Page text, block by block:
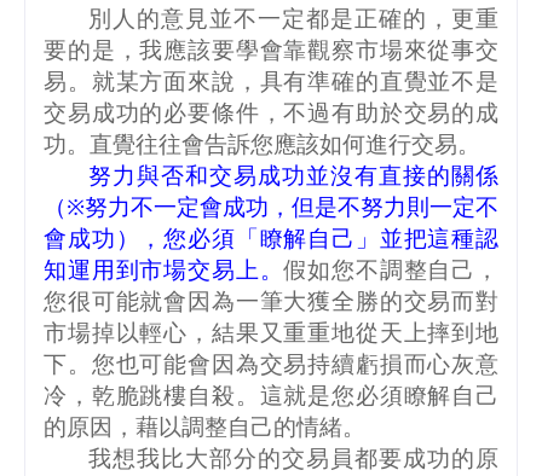
別人的意見並不一定都是正確的，更重
要的是，我應該要學會靠觀察市場來從事交
易。就某方面來說，具有準確的直覺並不是
交易成功的必要條件，不過有助於交易的成
功。直覺往往會告訴您應該如何進行交易。
努力與否和交易成功並沒有直接的關係
（※努力不一定會成功，但是不努力則一定不
會成功），您必須「瞭解自己」並把這種認
知運用到市場交易上。假如您不調整自己，
您很可能就會因為一筆大獲全勝的交易而對
市場掉以輕心，結果又重重地從天上摔到地
下。您也可能會因為交易持續虧損而心灰意
冷，乾脆跳樓自殺。這就是您必須瞭解自己
的原因，藉以調整自己的情緒。
我想我比大部分的交易員都要成功的原